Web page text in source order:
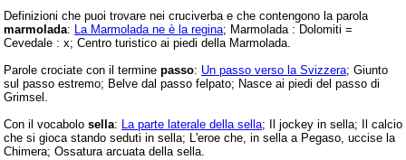
Definizioni che puoi trovare nei cruciverba e che contengono la parola
marmolada: La Marmolada ne è la regina; Marmolada : Dolomiti =
Cevedale : x; Centro turistico ai piedi della Marmolada.
Parole crociate con il termine passo: Un passo verso la Svizzera; Giunto
sul passo estremo; Belve dal passo felpato; Nasce ai piedi del passo di
Grimsel.
Con il vocabolo sella: La parte laterale della sella; Il jockey in sella; Il calcio
che si gioca stando seduti in sella; L'eroe che, in sella a Pegaso, uccise la
Chimera; Ossatura arcuata della sella.